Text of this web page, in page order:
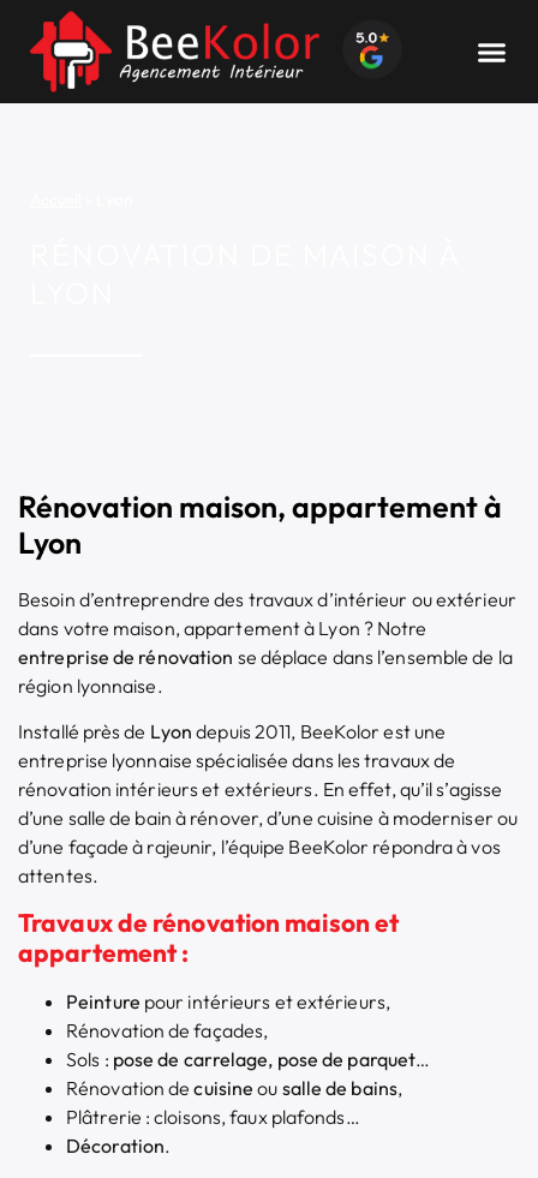
Rénovation maison, appartement à
Lyon
Besoin d’entreprendre des travaux d’intérieur ou extérieur
dans votre maison, appartement à Lyon ? Notre
entreprise de rénovation se déplace dans l’ensemble de la
région lyonnaise.
Installé près de Lyondepuis 2011, BeeKolor est une
entreprise lyonnaise spécialisée dans les travaux de
rénovation intérieurs et extérieurs. En effet, qu’il s’agisse
d’une salle de bain à rénover, d’une cuisine à moderniser ou
d’une façade à rajeunir, l’équipe BeeKolor répondra à vos
attentes.
Travaux de rénovation maison et
appartement :
Peinture pour intérieurs et extérieurs,
Rénovation de façades,
Sols : pose de carrelage, pose de parquet…
Rénovation de cuisine ou salle de bains,
Plâtrerie : cloisons, faux plafonds…
Décoration.